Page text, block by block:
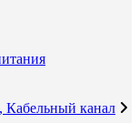
Кабельный канал